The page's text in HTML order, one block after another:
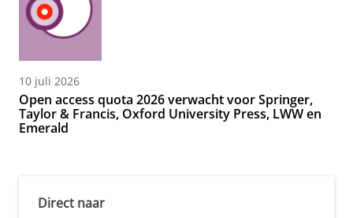
10 juli 2026
Open access quota 2026 verwacht voor Springer,
Taylor & Francis, Oxford University Press, LWW en
Emerald
Direct naar